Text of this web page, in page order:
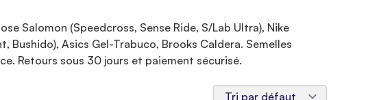
Salomon (Speedcross, Sense Ride, S/Lab Ultra), Nike
Bushido), Asics Gel-Trabuco, Brooks Caldera. Semelles
Retours sous 30 jours et paiement sécurisé.